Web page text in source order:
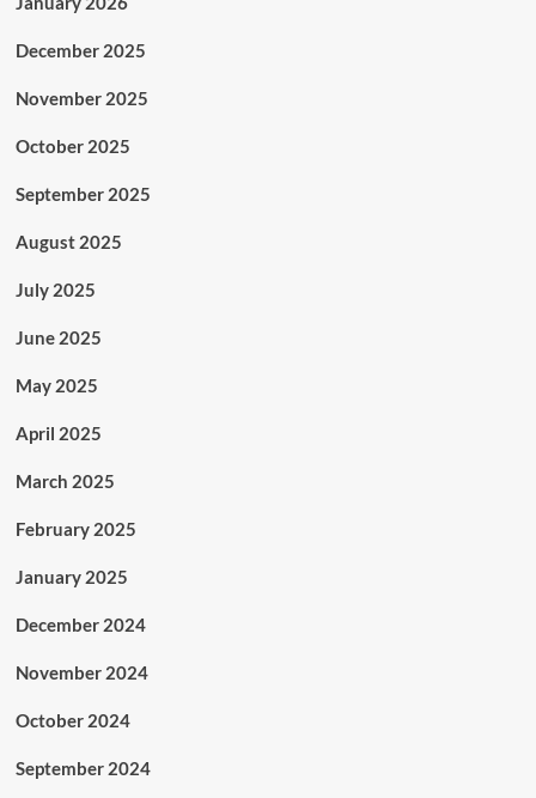
December 2025
November 2025
October 2025
September 2025
August 2025
July 2025
June 2025
May 2025
April 2025
March 2025
February 2025
January 2025
December 2024
November 2024
October 2024
September 2024